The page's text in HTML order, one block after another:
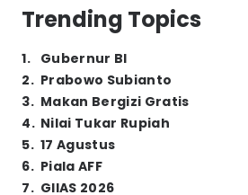
Trending Topics
1. Gubernur BI
2. Prabowo Subianto
3. Makan Bergizi Gratis
4. Nilai Tukar Rupiah
5. 17 Agustus
6. Piala AFF
7. GIIAS 2026